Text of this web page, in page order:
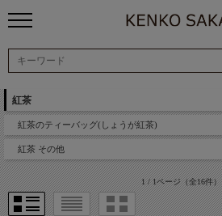
紅茶
紅茶のティーバッグ(しょうが紅茶)
紅茶 その他
1 / 1ページ（全16件）